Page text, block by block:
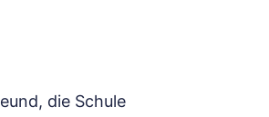
die Schule